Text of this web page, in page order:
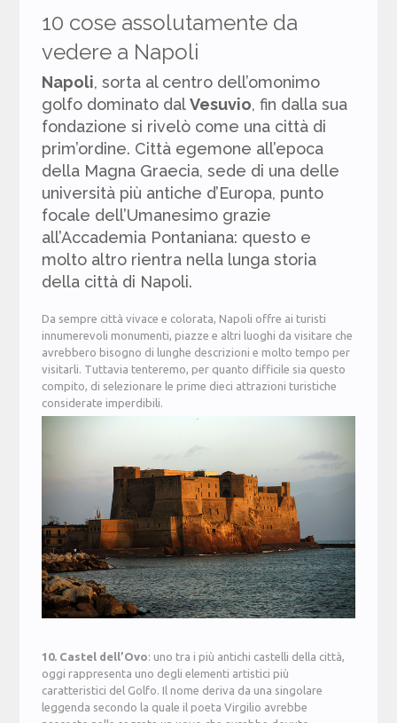
10 cose assolutamente da
vedere a Napoli
Napoli, sorta al centro dell’omonimo
golfo dominato dalVesuvio, fin dalla sua
fondazione si rivelò come una città di
prim’ordine. Città egemone all’epoca
della Magna Graecia, sede di una delle
università più antiche d’Europa, punto
focale dell’Umanesimo grazie
all’Accademia Pontaniana: questo e
molto altro rientra nella lunga storia
della città di Napoli.
Da sempre città vivace e colorata, Napoli offre ai turisti
innumerevoli monumenti, piazze e altri luoghi da visitare che
avrebbero bisogno di lunghe descrizioni e molto tempo per
visitarli. Tuttavia tenteremo, per quanto difficile sia questo
compito, di selezionare le prime dieci attrazioni turistiche
considerate imperdibili.
10. Castel dell’Ovo: uno tra i più antichi castelli della città,
oggi rappresenta uno degli elementi artistici più
caratteristici del Golfo. Il nome deriva da una singolare
leggenda secondo la quale il poeta Virgilio avrebbe